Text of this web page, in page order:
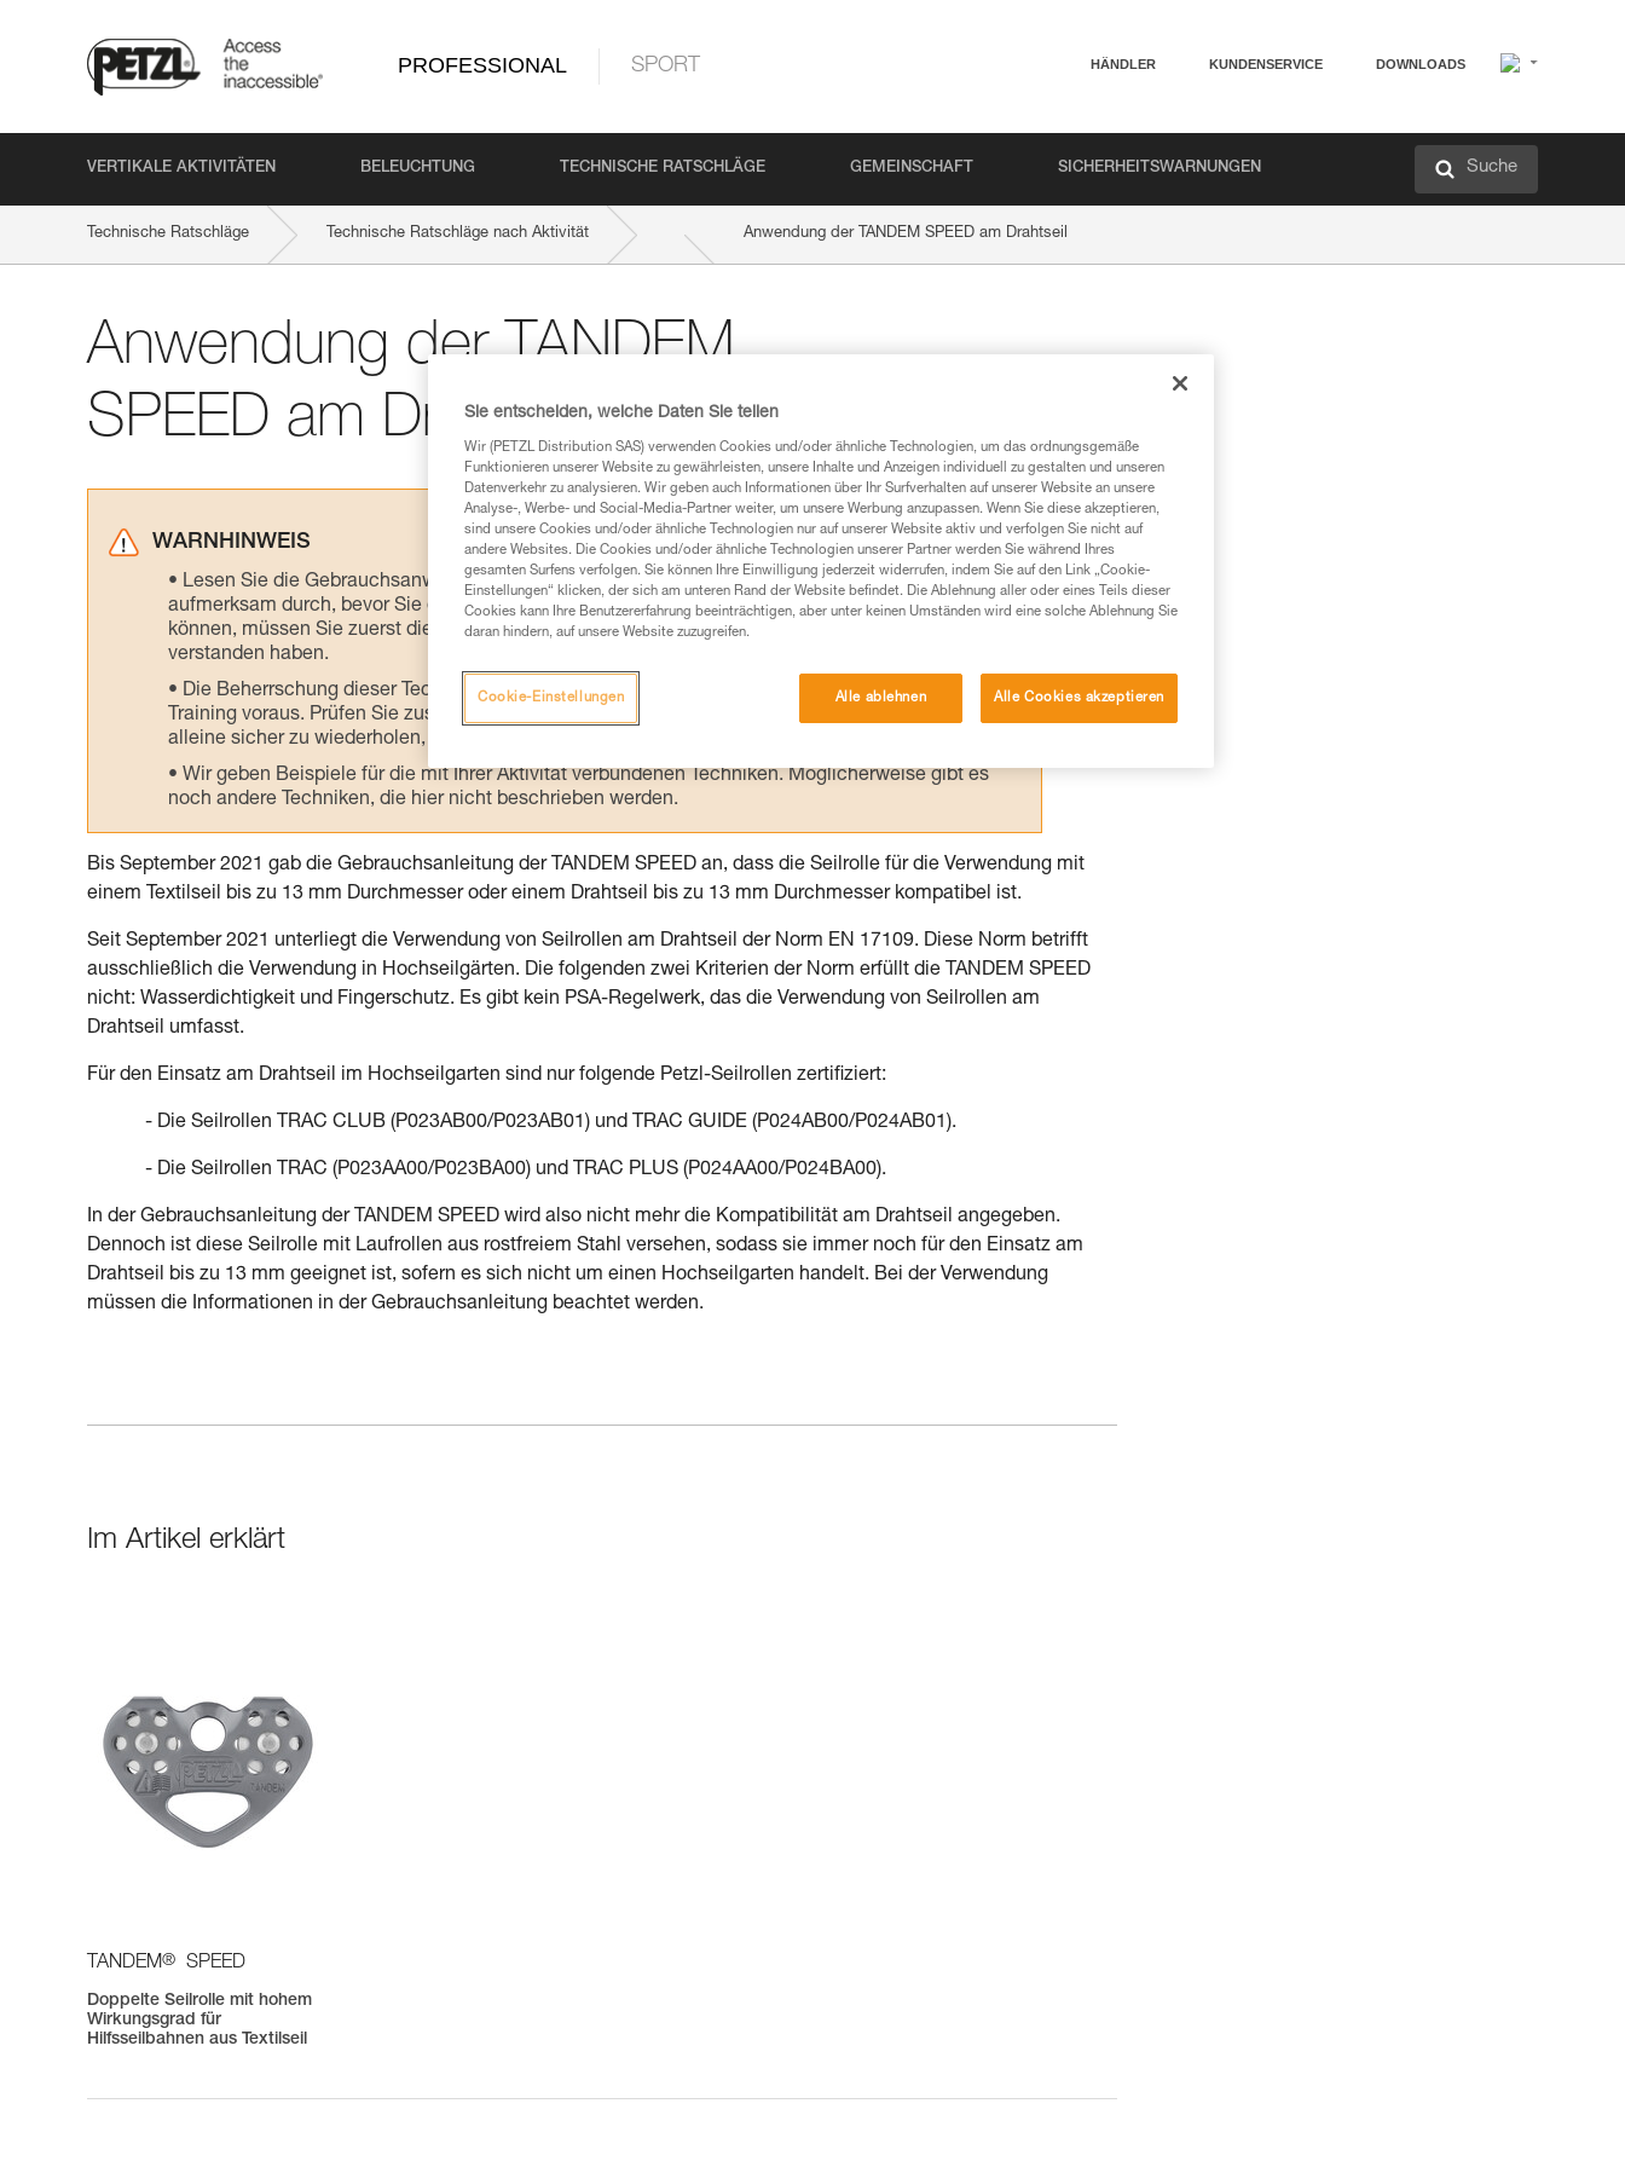
PROFESSIONAL SPORT HÄNDLER KUNDENSERVICE DOWNLOADS
VERTIKALE AKTIVITÄTEN BELEUCHTUNG TECHNISCHE RATSCHLÄGE GEMEINSCHAFT SICHERHEITSWARNUNGEN Suche
Technische Ratschläge Technische Ratschläge nach Aktivität Anwendung der TANDEM SPEED am Drahtseil
Anwendung der TANDEM
SPEED am Drahtseil
WARNHINWEIS
Lesen Sie die Gebrauchsanweisungen der Produkte, um die es in diesem Tech Tipp geht,
aufmerksam durch, bevor Sie diesen zu Rate ziehen. Um diese Zusatzinformationen verstehen zu
können, müssen Sie zuerst die in der Gebrauchsanweisung enthaltenen Informationen richtig
verstanden haben.
Die Beherrschung dieser Techniken setzt eine entsprechende Ausbildung und ein spezielles
Training voraus. Prüfen Sie zusammen mit einem Profi, ob Sie in der Lage sind, den Vorgang
alleine sicher zu wiederholen, bevor Sie ihn eigenständig durchführen.
Wir geben Beispiele für die mit Ihrer Aktivität verbundenen Techniken. Möglicherweise gibt es
noch andere Techniken, die hier nicht beschrieben werden.
Bis September 2021 gab die Gebrauchsanleitung der TANDEM SPEED an, dass die Seilrolle für die Verwendung mit
einem Textilseil bis zu 13 mm Durchmesser oder einem Drahtseil bis zu 13 mm Durchmesser kompatibel ist.
Seit September 2021 unterliegt die Verwendung von Seilrollen am Drahtseil der Norm EN 17109. Diese Norm betrifft
ausschließlich die Verwendung in Hochseilgärten. Die folgenden zwei Kriterien der Norm erfüllt die TANDEM SPEED
nicht: Wasserdichtigkeit und Fingerschutz. Es gibt kein PSA-Regelwerk, das die Verwendung von Seilrollen am
Drahtseil umfasst.
Für den Einsatz am Drahtseil im Hochseilgarten sind nur folgende Petzl-Seilrollen zertifiziert:
- Die Seilrollen TRAC CLUB (P023AB00/P023AB01) und TRAC GUIDE (P024AB00/P024AB01).
- Die Seilrollen TRAC (P023AA00/P023BA00) und TRAC PLUS (P024AA00/P024BA00).
In der Gebrauchsanleitung der TANDEM SPEED wird also nicht mehr die Kompatibilität am Drahtseil angegeben.
Dennoch ist diese Seilrolle mit Laufrollen aus rostfreiem Stahl versehen, sodass sie immer noch für den Einsatz am
Drahtseil bis zu 13 mm geeignet ist, sofern es sich nicht um einen Hochseilgarten handelt. Bei der Verwendung
müssen die Informationen in der Gebrauchsanleitung beachtet werden.
Im Artikel erklärt
TANDEM® SPEED
Doppelte Seilrolle mit hohem
Wirkungsgrad für
Hilfsseilbahnen aus Textilseil
Sie entscheiden, welche Daten Sie teilen
Wir (PETZL Distribution SAS) verwenden Cookies und/oder ähnliche Technologien, um das ordnungsgemäße
Funktionieren unserer Website zu gewährleisten, unsere Inhalte und Anzeigen individuell zu gestalten und unseren
Datenverkehr zu analysieren. Wir geben auch Informationen über Ihr Surfverhalten auf unserer Website an unsere
Analyse-, Werbe- und Social-Media-Partner weiter, um unsere Werbung anzupassen. Wenn Sie diese akzeptieren,
sind unsere Cookies und/oder ähnliche Technologien nur auf unserer Website aktiv und verfolgen Sie nicht auf
andere Websites. Die Cookies und/oder ähnliche Technologien unserer Partner werden Sie während Ihres
gesamten Surfens verfolgen. Sie können Ihre Einwilligung jederzeit widerrufen, indem Sie auf den Link „Cookie-
Einstellungen“ klicken, der sich am unteren Rand der Website befindet. Die Ablehnung aller oder eines Teils dieser
Cookies kann Ihre Benutzererfahrung beeinträchtigen, aber unter keinen Umständen wird eine solche Ablehnung Sie
daran hindern, auf unsere Website zuzugreifen.
Alle ablehnen Alle Cookies akzeptieren
Cookie-Einstellungen